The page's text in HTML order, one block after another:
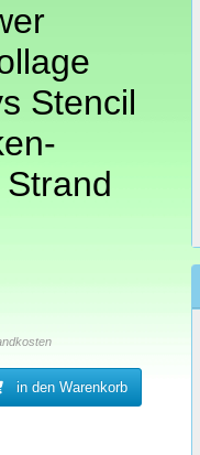
Stencil
in den Warenkorb